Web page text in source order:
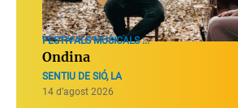
FESTIVALS MUSICALS ...
Ondina
SENTIU DE SIÓ, LA
14 d’agost 2026